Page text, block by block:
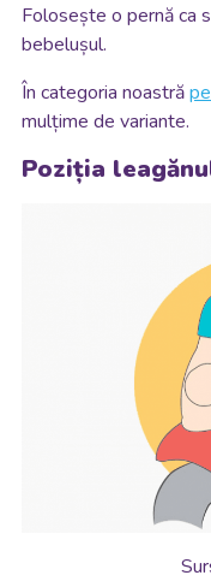
Folosește o pernă ca
bebelușul.
În categoria noastră
mulțime de variante.
Poziția